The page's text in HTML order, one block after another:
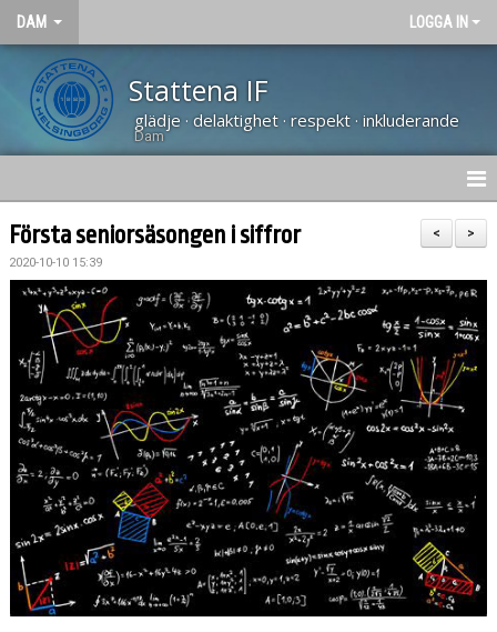
DAM LOGGA IN
Stattena IF
glädje · delaktighet · respekt · inkluderande
Dam
HEM
NYHETER
KALENDER
TRUPPEN
KONTAKT
MATCHER
>
<
Första seniorsäsongen i siffror
2020-10-10 15:39